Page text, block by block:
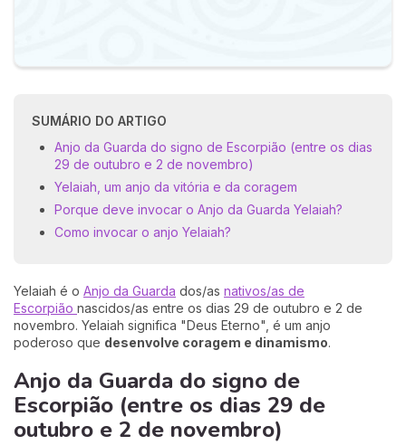
SUMÁRIO DO ARTIGO
Anjo da Guarda do signo de Escorpião (entre os dias
29 de outubro e 2 de novembro)
Yelaiah, um anjo da vitória e da coragem
Porque deve invocar o Anjo da Guarda Yelaiah?
Como invocar o anjo Yelaiah?
Yelaiah é o Anjo da Guarda dos/as nativos/as de
Escorpião nascidos/as entre os dias 29 de outubro e 2 de
novembro. Yelaiah significa "Deus Eterno", é um anjo
poderoso que desenvolve coragem e dinamismo.
Anjo da Guarda do signo de
Escorpião (entre os dias 29 de
outubro e 2 de novembro)